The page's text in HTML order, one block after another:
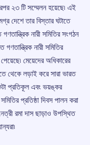
২৩ টি সম্মেলন হয়েছে৷ এই
দেশে তার বিস্তার ঘটাতে
নারী সমিতির সংগঠন
গণতান্ত্রিক নারী সমিতির
মেয়েদের অধিকারের
থেকে লড়াই করে সারা ভারত
প্রতিকূল এবং ভয়ঙ্কর
প্রতিষ্ঠা দিবস পালন করা
রমা দাস ছাড়াও উপস্থিত